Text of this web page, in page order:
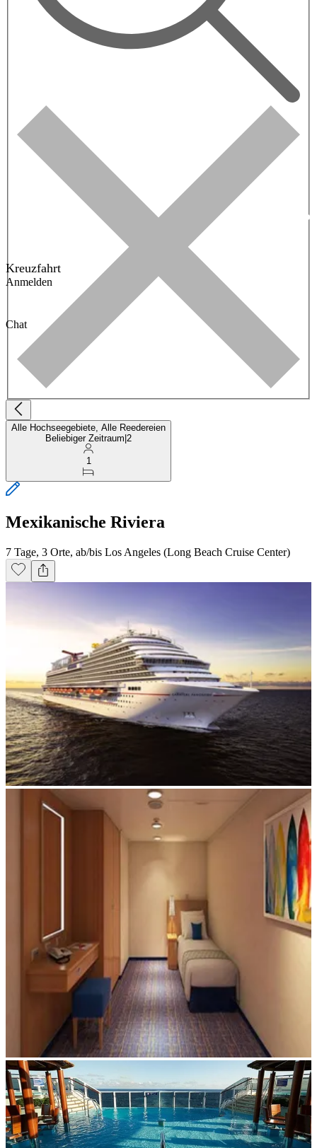
Kreuzfahrt
Anmelden
Chat
Alle Hochseegebiete, Alle Reedereien
Beliebiger Zeitraum 2
1
Mexikanische Riviera
7 Tage, 3 Orte, ab/bis Los Angeles (Long Beach Cruise Center)